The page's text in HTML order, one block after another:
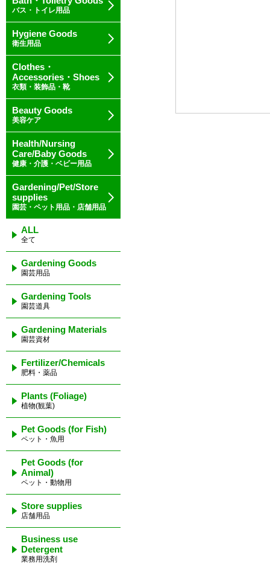
バス・トイレ用品
Hygiene Goods
衛生用品
Clothes・
Accessories・Shoes
衣類・装飾品・靴
Beauty Goods
美容ケア
Health/Nursing
Care/Baby Goods
健康・介護・ベビー用品
Gardening/Pet/Store
supplies
園芸・ペット用品・店舗用品
ALL
全て
Gardening Goods
園芸用品
Gardening Tools
園芸道具
Gardening Materials
園芸資材
Fertilizer/Chemicals
肥料・薬品
Plants (Foliage)
植物(観葉)
Pet Goods (for Fish)
ペット・魚用
Pet Goods (for
Animal)
ペット・動物用
Store supplies
店舗用品
Business use
Detergent
業務用洗剤